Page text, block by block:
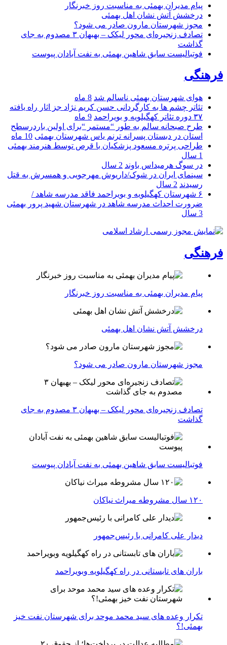
پیام مدیران بهمئی به مناسبت روز خبرنگار
درخشش آتش نشان اهل بهمئی
مجوز شهرستان مارون صادر می شود؟
تصادف زنجیره‌ای محور لیکک – بهبهان ۳ مصدوم به جای
گذاشت
فوتبالیست سابق شاهین بهمئی به نفت آبادان پیوست
فرهنگی
هوای شهرستان بهمئی ناسالم شد 8 ماه
تئاتر چشم ها به کارگردانی حسن کریم نژاد جز اثار راه یافته
۳۷ دوره تئاتر کهگیلویه و بویراحمد
9 ماه
طرح صبحانه سالم به طور “مستمر “برای اولین باردرسطح
استان در دبستان پسرانه ترنم یاس شهرستان بهمئی 10 ماه
طراحی پرتره مسعود پزشکیان با قرص توسط هنرمند بهمئی
1 سال
در سوگ هرمیداس باوند 2 سال
سینمای ایران در شوک/داریوش مهرجویی و همسرش به قتل
رسیدند 2 سال
۶ شهرستان کهگیلویه و بویراحمد فاقد مدرسه شاهد /
ضرورت احداث مدرسه شاهد در شهرستان شهید پرور بهمئی
3 سال
فرهنگی
پیام مدیران بهمئی به مناسبت روز خبرنگار
درخشش آتش نشان اهل بهمئی
مجوز شهرستان مارون صادر می شود؟
تصادف زنجیره‌ای محور لیکک – بهبهان ۳ مصدوم به جای
گذاشت
فوتبالیست سابق شاهین بهمئی به نفت آبادان پیوست
۱۲۰ سال مشروطه میراث نیاکان
دیدار علی کامرانی با رئیس‌جمهور
باران های تابستانی در راه کهگیلویه وبویراحمد
تکرار وعده های سید محمد موحد برای شهرستان نفت خیز
بهمئی!؟